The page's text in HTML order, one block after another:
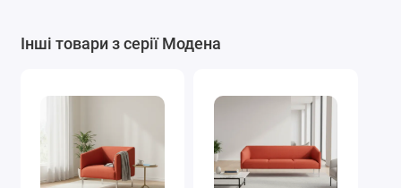
Інші товари з серії Модена